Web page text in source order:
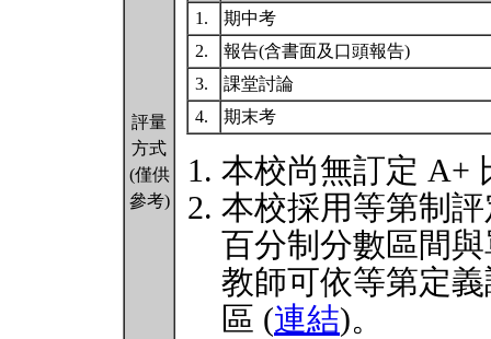
評量
方式
(僅供
參考)
1.
期中考
2.
報告(含書面及口頭報告)
3.
課堂討論
4.
期末考
本校尚無訂定 A+
本校採用等第制
百分制分數區間
教師可依等第定
區 (連結)。